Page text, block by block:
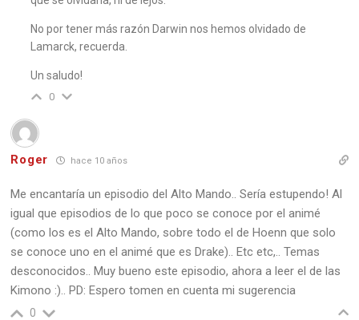
No por tener más razón Darwin nos hemos olvidado de
Lamarck, recuerda.
Un saludo!
0
Roger hace 10 años
Me encantaría un episodio del Alto Mando.. Sería estupendo! Al
igual que episodios de lo que poco se conoce por el animé
(como los es el Alto Mando, sobre todo el de Hoenn que solo
se conoce uno en el animé que es Drake).. Etc etc,.. Temas
desconocidos.. Muy bueno este episodio, ahora a leer el de las
Kimono :).. PD: Espero tomen en cuenta mi sugerencia
0